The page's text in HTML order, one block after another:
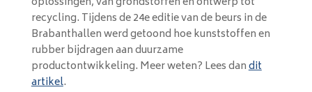
recycling. Tijdens de 24e editie van de beurs in de
Brabanthallen werd getoond hoe kunststoffen en
rubber bijdragen aan duurzame
productontwikkeling. Meer weten? Lees dandit
artikel.